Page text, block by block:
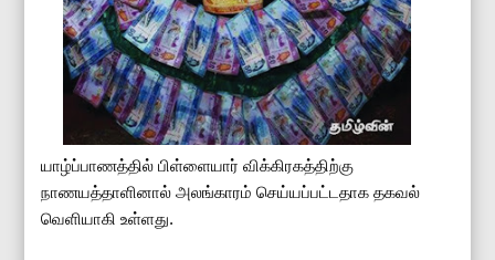
யாழ்ப்பாணத்தில் பிள்ளையார் விக்கிரகத்திற்கு
நாணயத்தாளினால் அலங்காரம் செய்யப்பட்டதாக தகவல்
வெளியாகி உள்ளது.